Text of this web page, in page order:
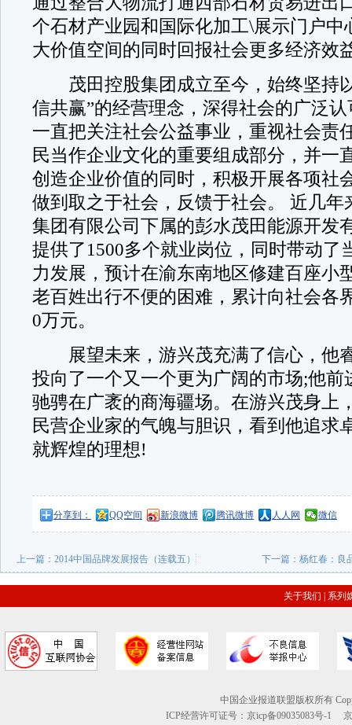
个石材产业园和国际化加工\展示门户中
大价值空间的同时回报社会更多经济效
茂田控股集团成立至今，始终坚持
信共赢”的经营理念，深得社会的广泛
一直把关注社会公益事业，重视社会责
民当作企业文化的重要组成部分，并一
创造企业价值的同时，积极开展各项社
做到取之于社会，反馈于社会。 近几年
集团有限公司下属的彭水茂田能源开发
提供了1500多个就业岗位，同时带动了
力发展，预计在渝东南地区修建百座小
老百姓出行不便的困难，累计向社会各
0万元。
展望未来，游兴茂充满了信心，他
投向了一个又一个更为广阔的市场;他前
驰骋在广袤的商海疆场。在游兴茂身上
民营企业家的气魄与胆识，看到他追求
就辉煌的理想!
分享到： QQ空间 新浪微博 腾讯微博 人人网 微信
上一篇： 2014中国品牌发展报告（连载五） 下一篇：杨红春：良
关于我们 系列
中国企业报道联盟版权所有
ICP经营许可证号：京icp备09035083号-1